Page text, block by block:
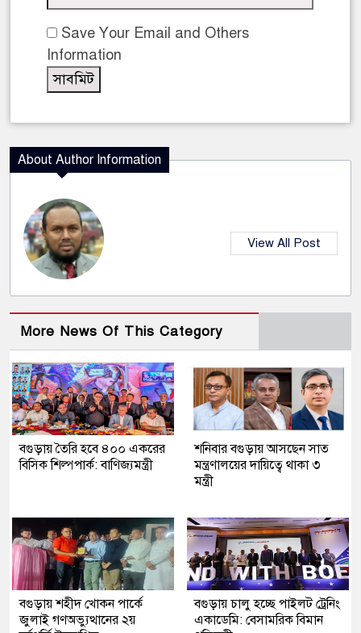
Save Your Email and Others
Information
About Author Information
View All Post
More News Of This Category
বগুড়ায় তৈরি হবে ৪০০ একরের
বিসিক শিল্পপার্ক: বাণিজ্যমন্ত্রী
শনিবার বগুড়ায় আসছেন সাত
মন্ত্রণালয়ের দায়িত্বে থাকা ৩
মন্ত্রী
বগুড়ায় শহীদ খোকন পার্কে
জুলাই গণঅভ্যুত্থানের ২য়
বগুড়ায় চালু হচ্ছে পাইলট ট্রেনিং
একাডেমি: বেসামরিক বিমান